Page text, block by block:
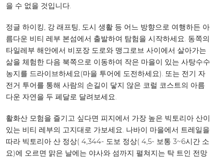
을 수 없을 것입니다.
정글 하이킹, 강 래프팅, 도시 생활 등 어느 방향으로 여행하든 아
름다운 비티 레부 본섬에서 출발하여 탐험을 시작하세요. 동쪽의
타일레부 해안에서 비포장 도로와 맹그로브 사이에서 살아가는
삶을 체험한 다음 북쪽으로 이동하여 작은 마을이 있는 사탕수수
농지를 드라이브하세요(마을 투어에 도전하세요). 또는 전기 자
전거 투어를 통해 사람의 손길이 닿지 않은 코럴 코스트의 아름
다운 자연을 두 페달로 달려보세요.
활화산 모험을 즐기고 싶다면 피지에서 가장 높은 빅토리아 산이
있는 비티 레부의 고지대로 가보세요. 나바이 마을에서 트레일을
따라 빅토리아 산 정상( 4,344- 도보 정상( 4,5- 보통 3~6시간 소
요)에 오르면 맑은 날에는 야사와 섬까지 펼쳐지는 탁 트인 전망